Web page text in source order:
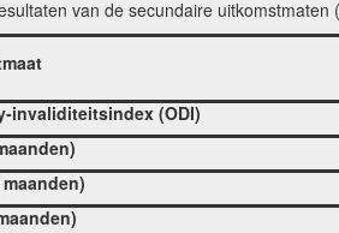
van de secundaire
invaliditeitsindex (ODI)
maanden)